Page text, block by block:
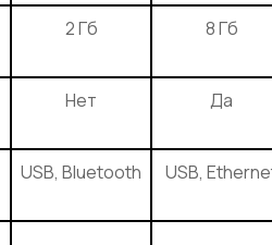
2 Гб 8 Гб
Нет Да
USB, Bluetooth USB,